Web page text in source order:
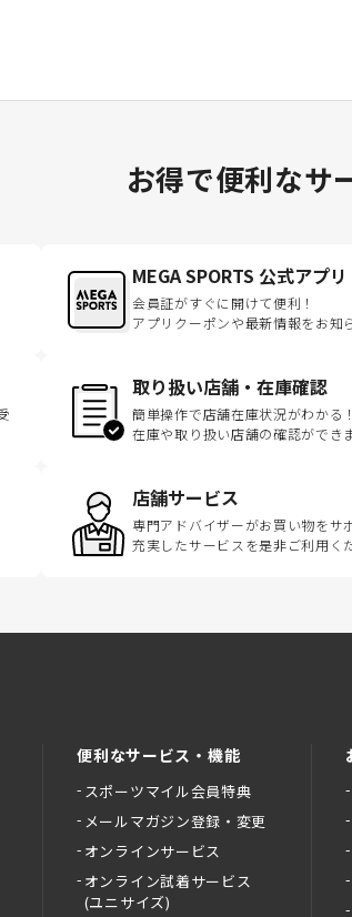
お得で便利なサ
MEGA SPORTS 公式アプリ
会員証がすぐに開けて便利！
アプリクーポンや最新情報をお知
取り扱い店舗・在庫確認
簡単操作で店舗在庫状況がわかる
在庫や取り扱い店舗の確認ができま
店舗サービス
専門アドバイザーがお買い物をサ
充実したサービスを是非ご利用く
便利なサービス・機能
スポーツマイル会員特典
メールマガジン登録・変更
オンラインサービス
オンライン試着サービス
(ユニサイズ)